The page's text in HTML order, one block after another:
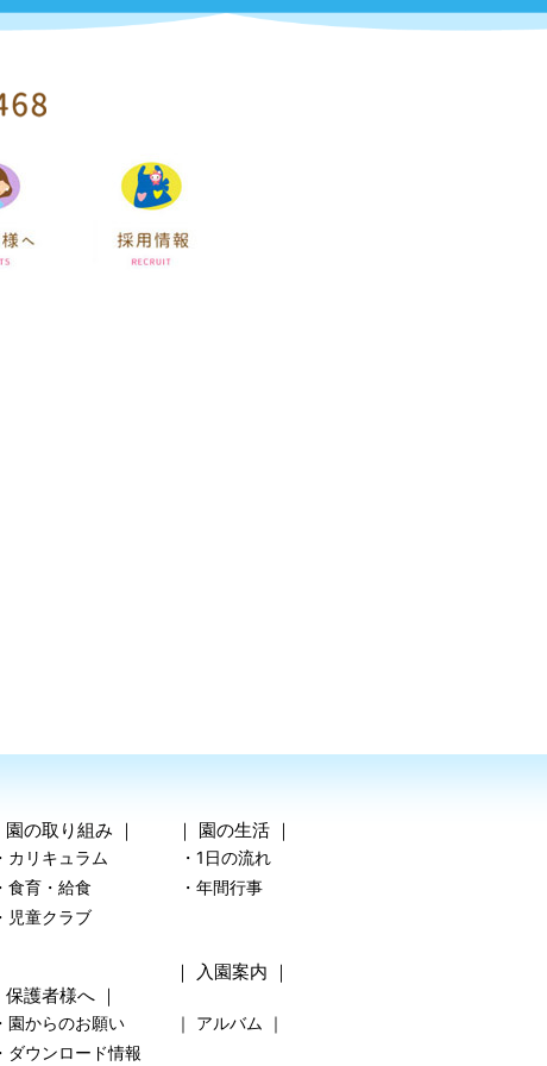
園の取り組み ｜ ｜ 園の生活 ｜
・カリキュラム
・1日の流れ
・食育・給食
・年間行事
・児童クラブ
｜ 入園案内 ｜
保護者様へ ｜
・園からのお願い ｜ アルバム ｜
・ダウンロード情報